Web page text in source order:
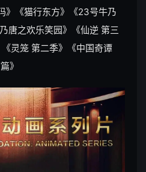
》《猫行东方》《23号牛乃
唐之欢乐笑园》《仙逆 第三
灵笼 第二季》《中国奇谭
》